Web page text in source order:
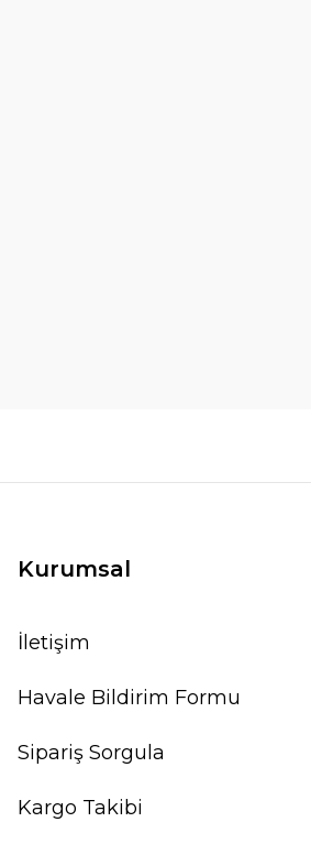
Kurumsal
İletişim
Havale Bildirim Formu
Sipariş Sorgula
Kargo Takibi